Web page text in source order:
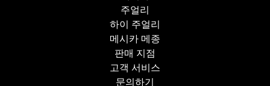
주얼리
하이 주얼리
메시카 메종
판매 지점
고객 서비스
문의하기